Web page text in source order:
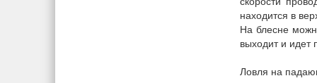
находится в
На блесне
выходит и идет
Ловля на